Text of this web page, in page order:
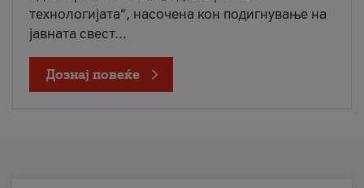
технологијата“, насочена кон подигнување на
јавната свест...
Дознај повеќе